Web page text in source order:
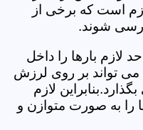
است که برخی از
شوند.
لازم بارها را داخل
می تواند بر روی لرزش
لازم
را به صورت متوازن و